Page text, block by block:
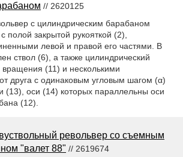
// 2620125
с цилиндрическим барабаном
полой закрытой рукояткой (2),
левой и правой его частями. В
ствол (6), а также цилиндрический
(11) и несколькими
друга с одинаковым угловым шагом (α)
(13), оси (14) которых параллельны оси
(12).
револьвер со съемным
"валет 88" // 2619674